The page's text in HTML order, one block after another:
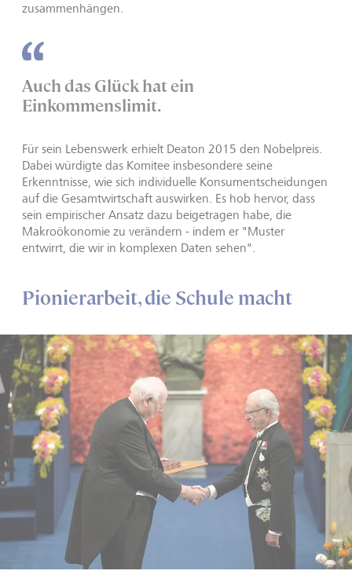
zusammenhängen.
Auch das Glück hat ein
Einkommenslimit.
Für sein Lebenswerk erhielt Deaton 2015 den Nobelpreis.
Dabei würdigte das Komitee insbesondere seine
Erkenntnisse, wie sich individuelle Konsumentscheidungen
auf die Gesamtwirtschaft auswirken. Es hob hervor, dass
sein empirischer Ansatz dazu beigetragen habe, die
Makroökonomie zu verändern - indem er "Muster
entwirrt, die wir in komplexen Daten sehen".
Pionierarbeit, die Schule macht